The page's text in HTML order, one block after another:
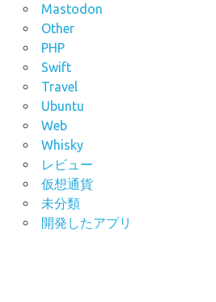
Mastodon
Other
PHP
Swift
Travel
Ubuntu
Web
Whisky
レビュー
仮想通貨
未分類
開発したアプリ